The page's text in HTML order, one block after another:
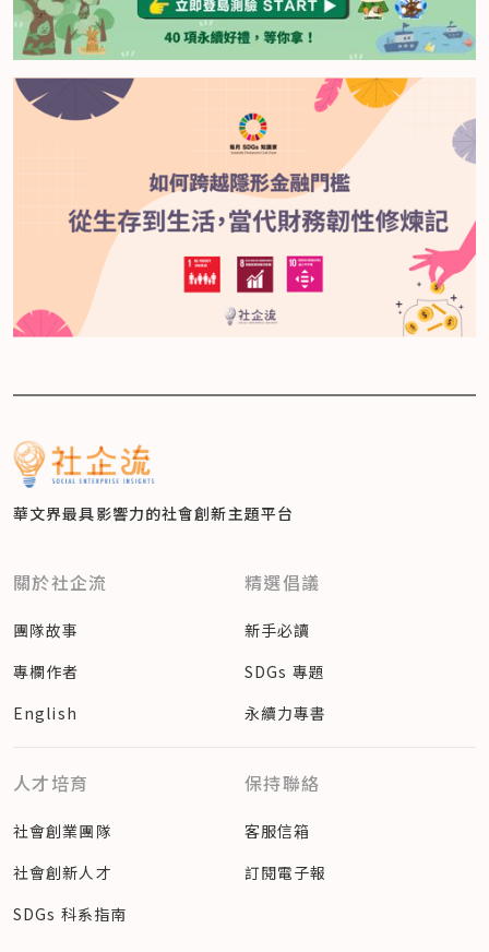
華文界最具影響力的社會創新主題平台
關於社企流
團隊故事
專欄作者
English
精選倡議
新手必讀
SDGs 專題
永續力專書
人才培育
社會創業團隊
社會創新人才
SDGs 科系指南
保持聯絡
客服信箱
訂閱電子報